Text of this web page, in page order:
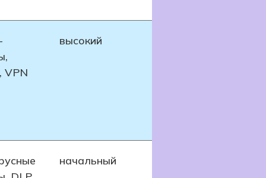
VPN
высокий
начальный